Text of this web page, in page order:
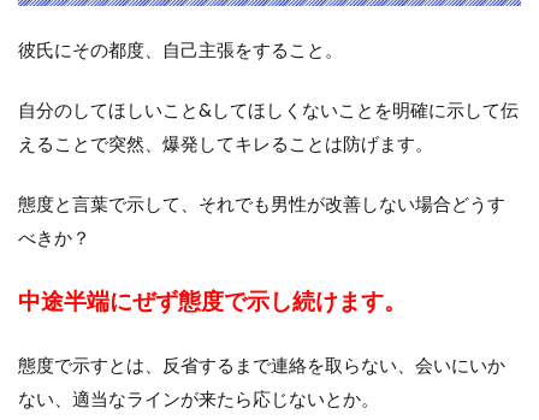
彼氏にその都度、自己主張をすること。
自分のしてほしいこと&してほしくないことを明確に示して伝
えることで突然、爆発してキレることは防げます。
態度と言葉で示して、それでも男性が改善しない場合どうす
べきか？
中途半端にぜず態度で示し続けます。
態度で示すとは、反省するまで連絡を取らない、会いにいか
ない、適当なラインが来たら応じないとか。